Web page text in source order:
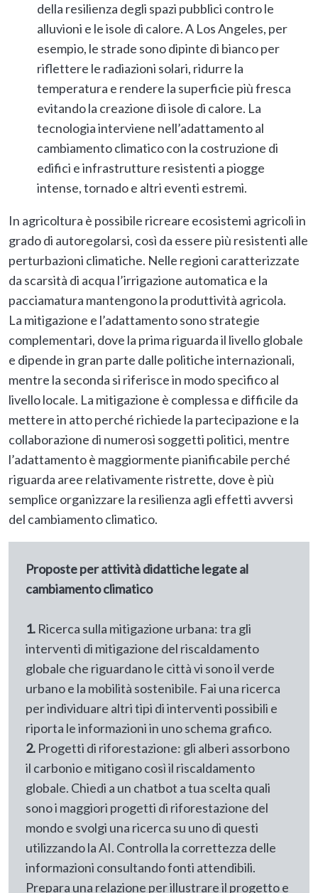
della resilienza degli spazi pubblici contro le
alluvioni e le isole di calore. A Los Angeles, per
esempio, le strade sono dipinte di bianco per
riflettere le radiazioni solari, ridurre la
temperatura e rendere la superficie più fresca
evitando la creazione di isole di calore. La
tecnologia interviene nell’adattamento al
cambiamento climatico con la costruzione di
edifici e infrastrutture resistenti a piogge
intense, tornado e altri eventi estremi.
In agricoltura è possibile ricreare ecosistemi agricoli in
grado di autoregolarsi, così da essere più resistenti alle
perturbazioni climatiche. Nelle regioni caratterizzate
da scarsità di acqua l’irrigazione automatica e la
pacciamatura mantengono la produttività agricola.
La mitigazione e l’adattamento sono strategie
complementari, dove la prima riguarda il livello globale
e dipende in gran parte dalle politiche internazionali,
mentre la seconda si riferisce in modo specifico al
livello locale. La mitigazione è complessa e difficile da
mettere in atto perché richiede la partecipazione e la
collaborazione di numerosi soggetti politici, mentre
l’adattamento è maggiormente pianificabile perché
riguarda aree relativamente ristrette, dove è più
semplice organizzare la resilienza agli effetti avversi
del cambiamento climatico.
Proposte per attività didattiche legate al
cambiamento climatico
1. Ricerca sulla mitigazione urbana: tra gli
interventi di mitigazione del riscaldamento
globale che riguardano le città vi sono il verde
urbano e la mobilità sostenibile. Fai una ricerca
per individuare altri tipi di interventi possibili e
riporta le informazioni in uno schema grafico.
2. Progetti di riforestazione: gli alberi assorbono
il carbonio e mitigano così il riscaldamento
globale. Chiedi a un chatbot a tua scelta quali
sono i maggiori progetti di riforestazione del
mondo e svolgi una ricerca su uno di questi
utilizzando la AI. Controlla la correttezza delle
informazioni consultando fonti attendibili.
Prepara una relazione per illustrare il progetto e